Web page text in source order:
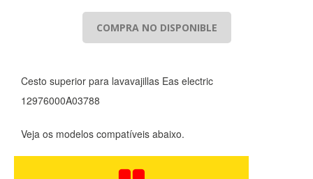
COMPRA NO DISPONIBLE
Cesto superior para lavavajillas Eas electric
12976000A03788
Veja os modelos compatíveis abaixo.